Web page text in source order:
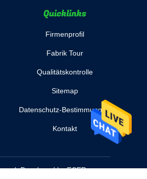
Quicklinks
Firmenprofil
Fabrik Tour
Qualitätskontrolle
Sitemap
Datenschutz-Bestimmungen
Kontakt
Developed byECER